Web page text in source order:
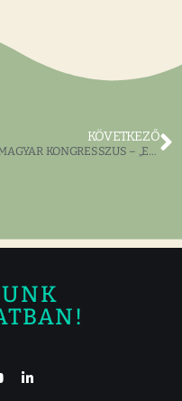
KÖVETKEZŐ
55. MAGYAR KONGRESSZUS – „Egy éjszaka Erdélyben”